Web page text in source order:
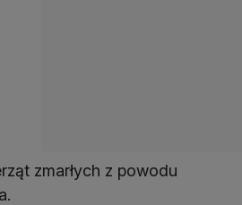
zmarłych z powodu